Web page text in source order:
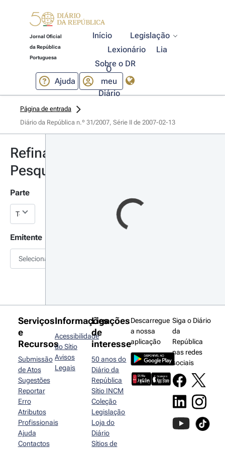
Jornal Oficial
da República
Portuguesa
Início
Legislação
Lexionário
Lia
Sobre o DR
Ajuda
O
meu
Diário
Página de entrada
Diário da República n.º 31/2007, Série II de 2007-02-13
Refinar
Pesquisa
Parte
Emitente
Selecionar
Serviços
e
Recursos
Submissão
de Atos
Sugestões
Reportar
Erro
Atributos
Profissionais
Ajuda
Contactos
Informações
Acessibilidade
do Sítio
Avisos
Legais
Ligações
de
interesse
50 anos do
Diário da
República
Sítio INCM
Coleção
Legislação
Loja do
Diário
Sítios de
Descarregue
a nossa
aplicação
Siga o Diário
da
República
nas redes
sociais